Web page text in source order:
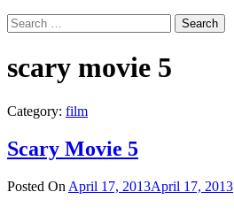
Search
for:
scary movie 5
Category: film
Scary Movie 5
Posted On April 17, 2013April 17, 2013